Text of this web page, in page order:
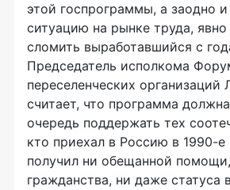
этой госпрограммы, а заодно и
ситуацию на рынке труда, явно
сломить выработавшийся с
Председатель исполкома
переселенческих организаций
считает, что программа
очередь поддержать тех
кто приехал в Россию в 1990-
получил ни обещанной
гражданства, ни даже статуса